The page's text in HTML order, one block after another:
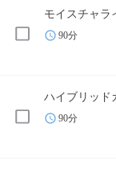
モイスチャラ
90分
ハイブリッド
90分